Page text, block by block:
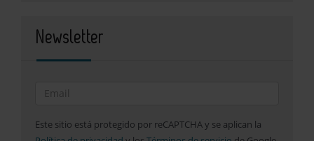
Newsletter
Este sitio está protegido por reCAPTCHA y se aplican la